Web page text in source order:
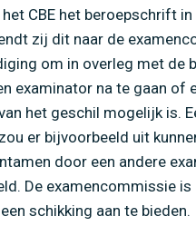
CBE het beroepschrift
zij dit naar de
om in overleg met de
examinator na te gaan of
het geschil mogelijk is.
er bijvoorbeeld uit
door een andere
De examencommissie
schikking aan te bieden.